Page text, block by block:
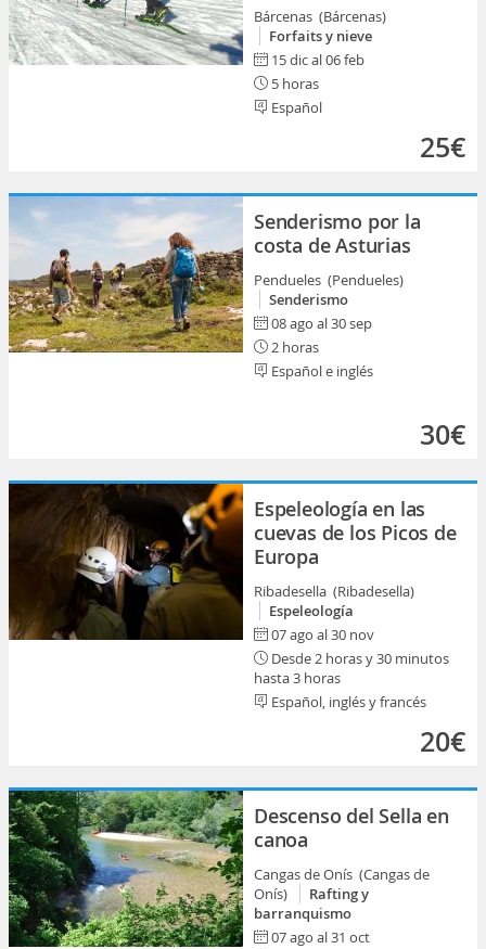
Bárcenas (Bárcenas)
Forfaits y nieve
15 dic al 06 feb
5 horas
Español
25€
Senderismo por la
costa de Asturias
Pendueles (Pendueles)
Senderismo
08 ago al 30 sep
2 horas
Español e inglés
30€
Espeleología en las
cuevas de los Picos de
Europa
Ribadesella (Ribadesella)
Espeleología
07 ago al 30 nov
Desde 2 horas y 30 minutos
hasta 3 horas
Español, inglés y francés
20€
Descenso del Sella en
canoa
Cangas de Onís (Cangas de
Onís)
Rafting y
barranquismo
07 ago al 31 oct